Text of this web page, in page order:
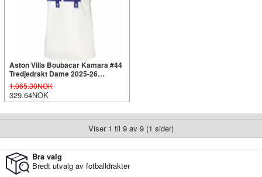
Aston Villa Boubacar Kamara #44
Tredjedrakt Dame 2025-26
Kortermet
1.065.30NOK
329.64NOK
Viser 1 til 9 av 9 (1 sider)
Bra valg
Bredt utvalg av fotballdrakter